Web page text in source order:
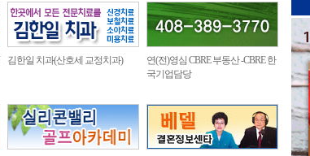
김한일 치과(산호세 교정치과)
연(전)영심 CBRE 부동산 -CBRE 한
국기업담당